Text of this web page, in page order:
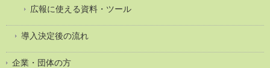
広報に使える資料・ツール
導入決定後の流れ
企業・団体の方